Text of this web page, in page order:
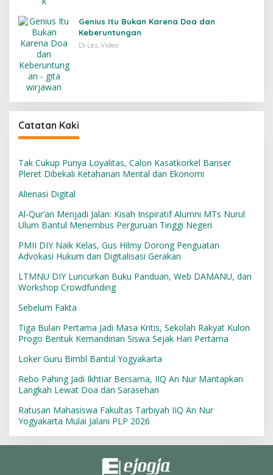
Genius Itu Bukan Karena Doa dan
Keberuntungan
Di Les, Video
Catatan Kaki
Tak Cukup Punya Loyalitas, Calon Kasatkorkel Banser
Pleret Dibekali Ketahanan Mental dan Ekonomi
Alienasi Digital
Al-Qur’an Menjadi Jalan: Kisah Inspiratif Alumni MTs Nurul
Ulum Bantul Menembus Perguruan Tinggi Negeri
PMII DIY Naik Kelas, Gus Hilmy Dorong Penguatan
Advokasi Hukum dan Digitalisasi Gerakan
LTMNU DIY Luncurkan Buku Panduan, Web DAMANU, dan
Workshop Crowdfunding
Sebelum Fakta
Tiga Bulan Pertama Jadi Masa Kritis, Sekolah Rakyat Kulon
Progo Bentuk Kemandirian Siswa Sejak Hari Pertama
Loker Guru Bimbl Bantul Yogyakarta
Rebo Pahing Jadi Ikhtiar Bersama, IIQ An Nur Mantapkan
Langkah Lewat Doa dan Sarasehan
Ratusan Mahasiswa Fakultas Tarbiyah IIQ An Nur
Yogyakarta Mulai Jalani PLP 2026